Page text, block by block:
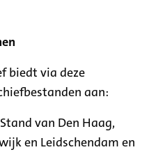
biedt via deze
aan:
van Den Haag,
en Leidschendam en